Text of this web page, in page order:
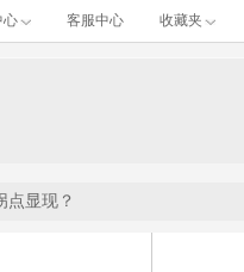
心 客服中心 收藏夹
点显现？